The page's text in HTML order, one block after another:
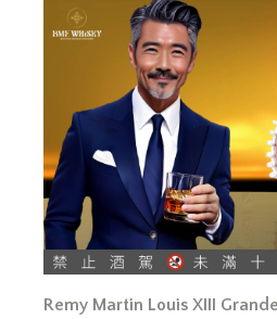
Remy Martin Louis XIII